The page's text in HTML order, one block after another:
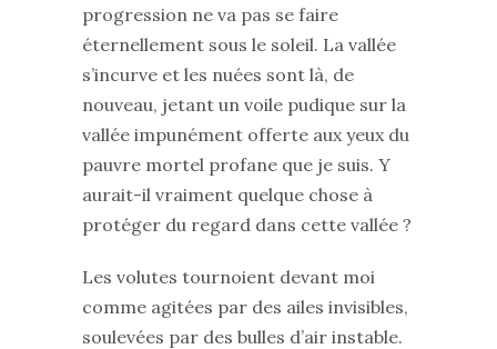
progression ne va pas se faire
éternellement sous le soleil. La vallée
s’incurve et les nuées sont là, de
nouveau, jetant un voile pudique sur la
vallée impunément offerte aux yeux du
pauvre mortel profane que je suis. Y
aurait-il vraiment quelque chose à
protéger du regard dans cette vallée ?
Les volutes tournoient devant moi
comme agitées par des ailes invisibles,
soulevées par des bulles d’air instable.